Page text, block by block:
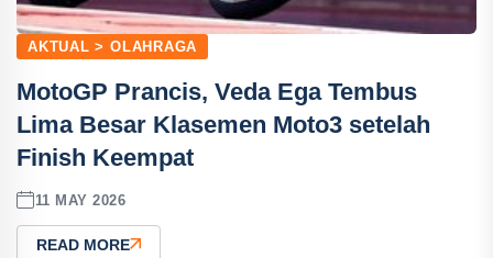
AKTUAL > OLAHRAGA
MotoGP Prancis, Veda Ega Tembus
Lima Besar Klasemen Moto3 setelah
Finish Keempat
11 MAY 2026
READ MORE